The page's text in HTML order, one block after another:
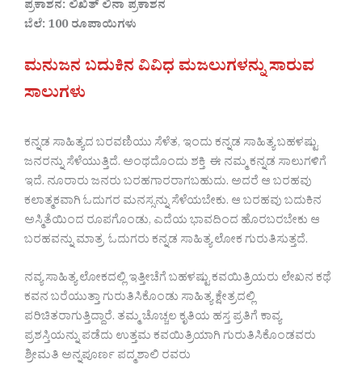
ಪ್ರಕಾಶನ: ಲಿಖಿತ್ ಲಿನಾ ಪ್ರಕಾಶನ
ಬೆಲೆ: 100 ರೂಪಾಯಿಗಳು
ಮನುಜನ ಬದುಕಿನ ವಿವಿಧ ಮಜಲುಗಳನ್ನು ಸಾರುವ
ಸಾಲುಗಳು
ಕನ್ನಡ ಸಾಹಿತ್ಯದ ಬರವಣಿಯು ಸೆಳೆತ, ಇಂದು ಕನ್ನಡ ಸಾಹಿತ್ಯ ಬಹಳಷ್ಟು
ಜನರನ್ನು ಸೆಳೆಯುತ್ತಿದೆ. ಅಂಥದೊಂದು ಶಕ್ತಿ ಈ ನಮ್ಮ ಕನ್ನಡ ಸಾಲುಗಳಿಗೆ
ಇದೆ. ನೂರಾರು ಜನರು ಬರಹಗಾರರಾಗಬಹುದು. ಅದರೆ ಆ ಬರಹವು
ಕಲಾತ್ಮಕವಾಗಿ ಓದುಗರ ಮನಸ್ಸನ್ನು ಸೆಳೆಯಬೇಕು. ಆ ಬರಹವು ಬದುಕಿನ
ಅಸ್ಮಿತೆಯಿಂದ ರೂಪಗೊಂಡು, ಎದೆಯ ಭಾವದಿಂದ ಹೊರಬರಬೇಕು ಆ
ಬರಹವನ್ನು ಮಾತ್ರ ಓದುಗರು ಕನ್ನಡ ಸಾಹಿತ್ಯ ಲೋಕ ಗುರುತಿಸುತ್ತದೆ.
ನವ್ಯ ಸಾಹಿತ್ಯ ಲೋಕದಲ್ಲಿ ಇತ್ತೀಚೆಗೆ ಬಹಳಷ್ಟು ಕವಯಿತ್ರಿಯರು ಲೇಖನ ಕಥೆ
ಕವನ ಬರೆಯುತ್ತಾ ಗುರುತಿಸಿಕೊಂಡು ಸಾಹಿತ್ಯ ಕ್ಷೇತ್ರದಲ್ಲಿ
ಪರಿಚಿತರಾಗುತ್ತಿದ್ದಾರೆ. ತಮ್ಮ ಚೊಚ್ಚಲ ಕೃತಿಯ ಹಸ್ತ ಪ್ರತಿಗೆ ಕಾವ್ಯ
ಪ್ರಶಸ್ತಿಯನ್ನು ಪಡೆದು ಉತ್ತಮ ಕವಯಿತ್ರಿಯಾಗಿ ಗುರುತಿಸಿಕೊಂಡವರು
ಶ್ರೀಮತಿ ಅನ್ನಪೂರ್ಣ ಪದ್ಮಶಾಲಿ ರವರು